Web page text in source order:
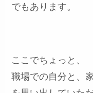
でもあります。
ここでちょっと、
職場での自分と、